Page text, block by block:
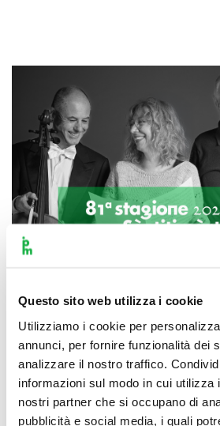
Questo sito web utilizza i cookie
Utilizziamo i cookie per
annunci, per fornire funzionalità dei
analizzare il nostro traffico.
informazioni sul modo in cui utilizza
nostri partner che si occupano di
pubblicità e social media, i quali
Scopri di